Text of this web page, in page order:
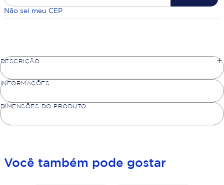
Não sei meu CEP
DESCRIÇÃO
INFORMAÇÕES
DIMENSÕES DO PRODUTO
Você também pode gostar